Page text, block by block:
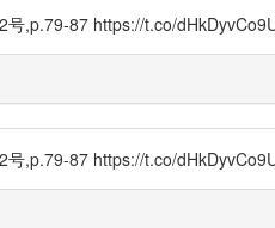
号,p.79-87 https://t.co/
号,p.79-87 https://t.co/